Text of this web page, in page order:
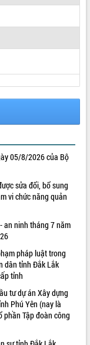
05/8/2026 của Bộ
sửa đổi, bổ sung
vi chức năng quản
an ninh tháng 7 năm
pháp luật trong
dân tỉnh Đắk Lắk
tỉnh
tư dự án Xây dựng
Phú Yên (nay là
phần Tập đoàn công